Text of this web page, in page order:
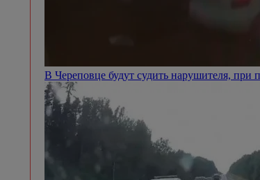
В Череповце будут судить нарушителя,